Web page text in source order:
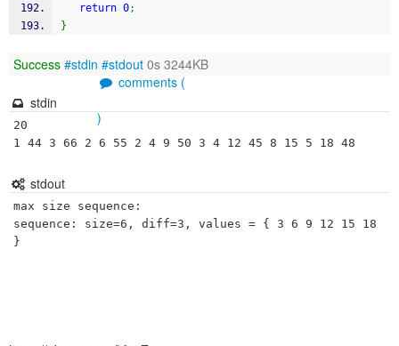
return 0;
}
Success #stdin #stdout 0s 3244KB
comments (
)
stdin
20
1 44 3 66 2 6 55 2 4 9 50 3 4 12 45 8 15 5 18 48
stdout
max size sequence:
sequence: size=6, diff=3, values = { 3 6 9 12 15 18